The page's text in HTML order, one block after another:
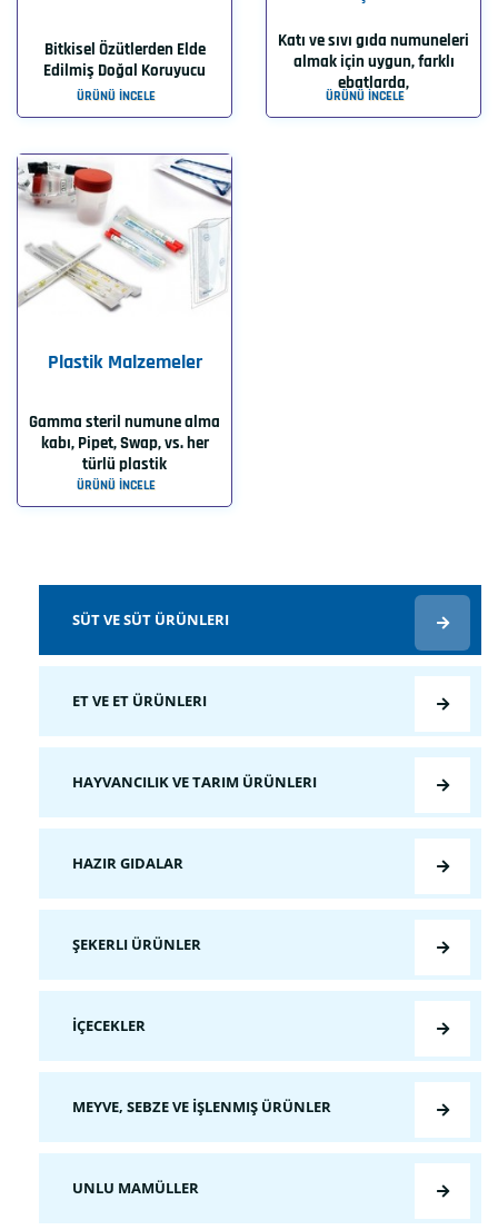
Bitkisel Özütlerden Elde
Edilmiş Doğal Koruyucu
ÜRÜNÜ İNCELE
Katı ve sıvı gıda numuneleri
almak için uygun, farklı
ebatlarda,
ÜRÜNÜ İNCELE
Plastik Malzemeler
Gamma steril numune alma
kabı, Pipet, Swap, vs. her
türlü plastik
ÜRÜNÜ İNCELE
SÜT VE SÜT ÜRÜNLERI
ET VE ET ÜRÜNLERI
HAYVANCILIK VE TARIM ÜRÜNLERI
HAZIR GIDALAR
ŞEKERLI ÜRÜNLER
İÇECEKLER
MEYVE, SEBZE VE İŞLENMIŞ ÜRÜNLER
UNLU MAMÜLLER